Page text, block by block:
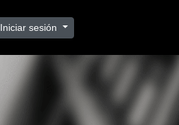
Iniciar sesión